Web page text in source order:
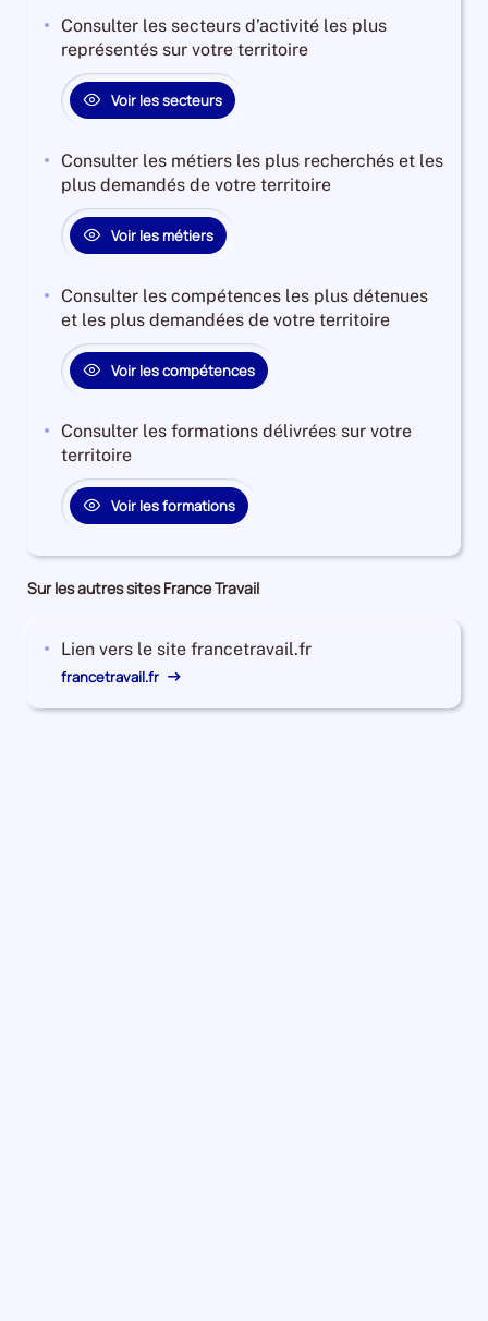
Consulter les secteurs d’activité les plus
représentés sur votre territoire
Voir les secteurs
Consulter les métiers les plus recherchés et les
plus demandés de votre territoire
Voir les métiers
Consulter les compétences les plus détenues
et les plus demandées de votre territoire
Voir les compétences
Consulter les formations délivrées sur votre
territoire
Voir les formations
Sur les autres sites France Travail
Lien vers le site francetravail.fr
francetravail.fr